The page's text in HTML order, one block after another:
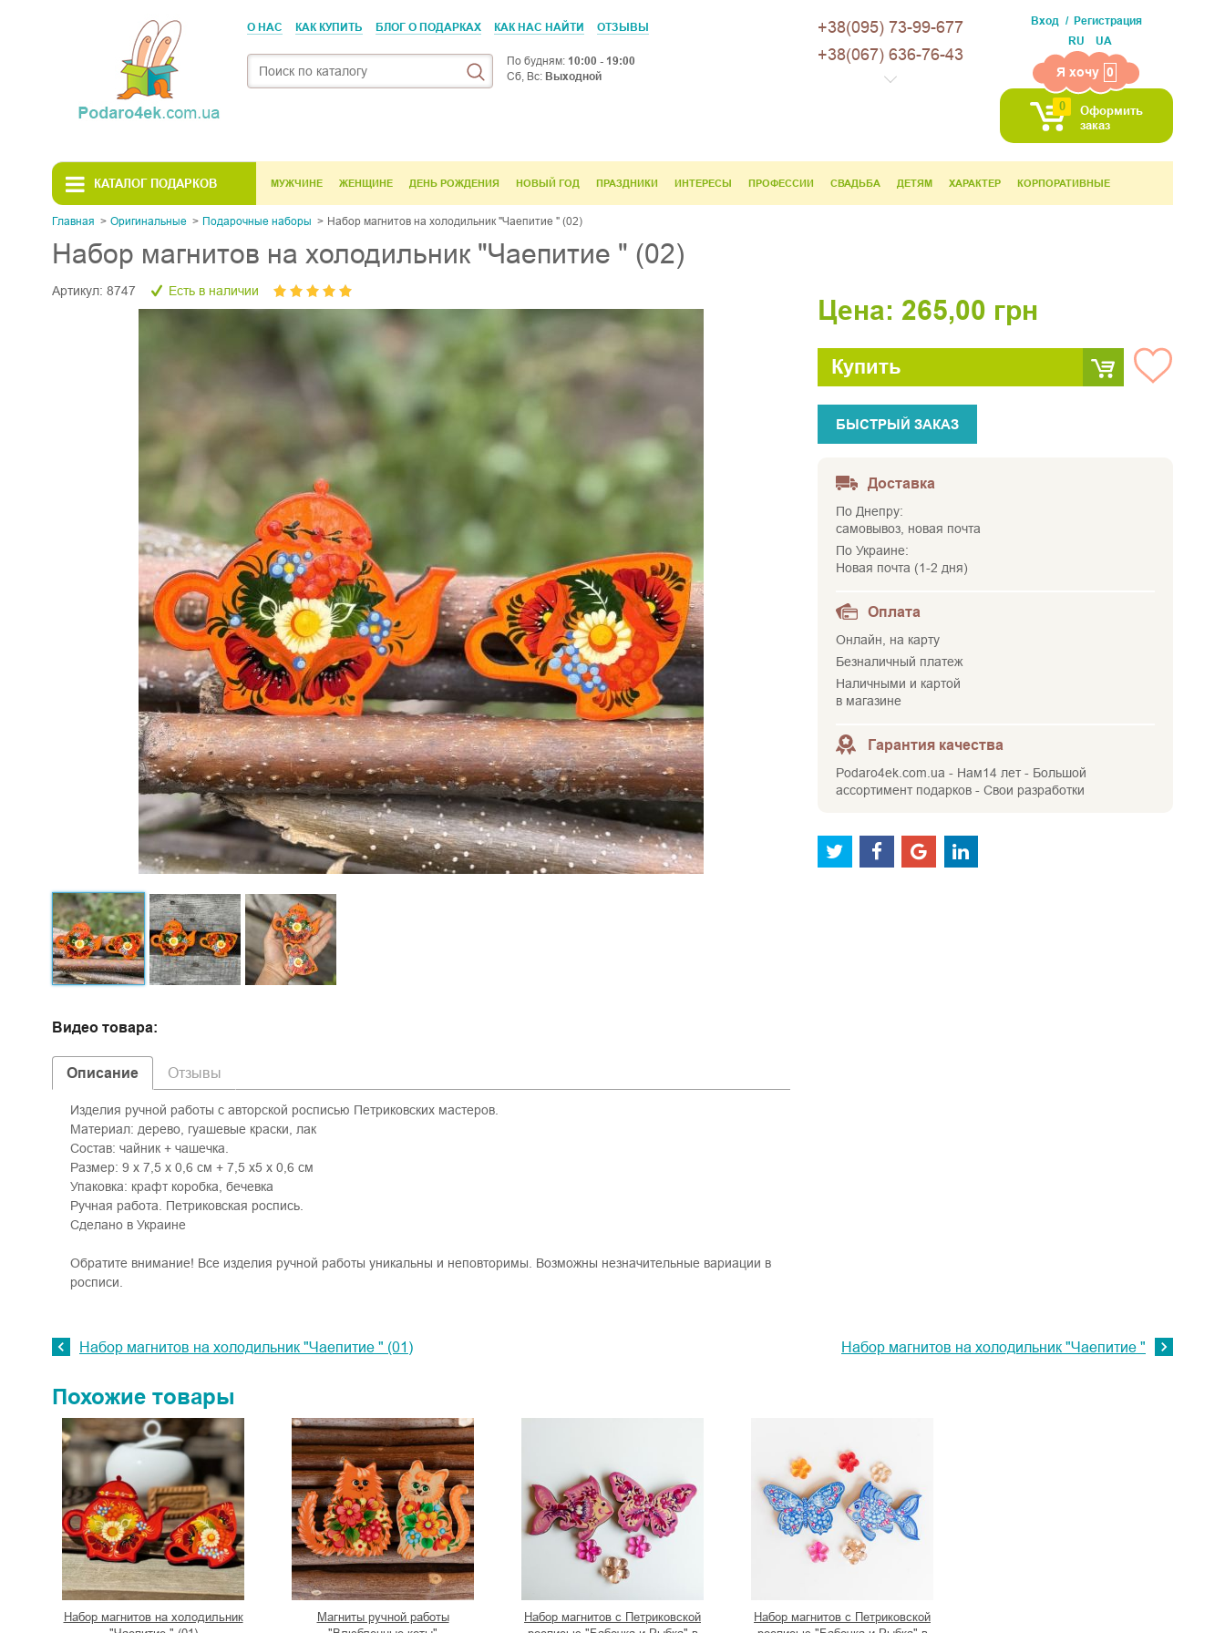
О НАС КАК КУПИТЬ БЛОГ О ПОДАРКАХ КАК НАС НАЙТИ ОТЗЫВЫ
По будням: 10:00 - 19:00
Сб, Вс: Выходной
+38(095) 73-99-677
+38(067) 636-76-43
Вход
Регистрация
RU
UA
Я хочу 0
0
Оформить
заказ
КАТАЛОГ ПОДАРКОВ МУЖЧИНЕ ЖЕНЩИНЕ ДЕНЬ РОЖДЕНИЯ НОВЫЙ ГОД ПРАЗДНИКИ ИНТЕРЕСЫ ПРОФЕССИИ СВАДЬБА ДЕТЯМ ХАРАКТЕР КОРПОРАТИВНЫЕ
Главная Оригинальные Подарочные наборы Набор магнитов на холодильник "Чаепитие " (02)
Набор магнитов на холодильник "Чаепитие " (02)
Артикул: 8747 Есть в наличии
Видео товара:
Описание
Изделия ручной работы с авторской росписью Петриковских мастеров.
Материал: дерево, гуашевые краски, лак
Состав: чайник + чашечка.
Размер: 9 х 7,5 х 0,6 см + 7,5 х5 х 0,6 см
Упаковка: крафт коробка, бечевка
Ручная работа. Петриковская роспись.
Сделано в Украине
Обратите внимание! Все изделия ручной работы уникальны и неповторимы. Возможны незначительные вариации в
росписи.
Отзывы
Цена: 265,00 грн
Купить
БЫСТРЫЙ ЗАКАЗ
Доставка
По Днепру:
самовывоз, новая почта
По Украине:
Новая почта (1-2 дня)
Оплата
Онлайн, на карту
Безналичный платеж
Наличными и картой
в магазине
Гарантия качества
Podaro4ek.com.ua - Нам14 лет - Большой
ассортимент подарков - Свои разработки
Набор магнитов на холодильник "Чаепитие " (01) Набор магнитов на холодильник "Чаепитие "
Похожие товары
Набор магнитов на холодильник
Магниты ручной работы
Набор магнитов с Петриковской
Набор магнитов с Петриковской